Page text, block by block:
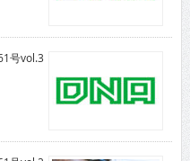
号vol.3